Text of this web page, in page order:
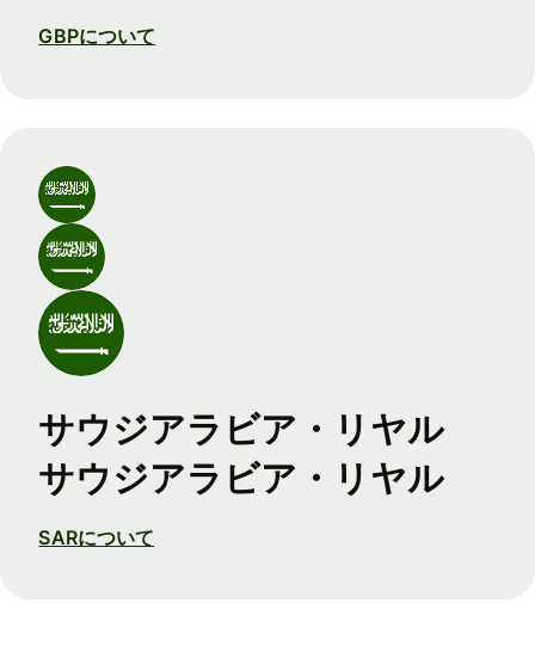
GBPについて
サウジアラビア・リヤル
サウジアラビア・リヤル
SARについて